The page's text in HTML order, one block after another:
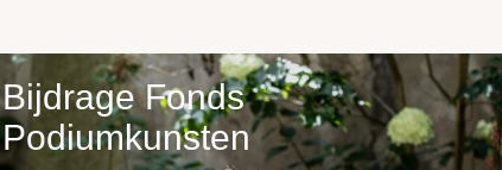
Bijdrage Fonds
Podiumkunsten